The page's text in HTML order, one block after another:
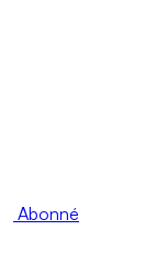
Abonné